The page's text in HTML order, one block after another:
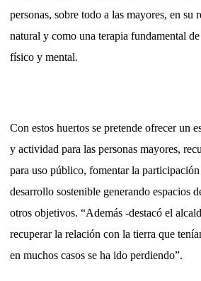
personas, sobre todo a las mayores, en su
natural y como una terapia fundamental
físico y mental.
Con estos huertos se pretende ofrecer un
y actividad para las personas mayores,
para uso público, fomentar la
desarrollo sostenible generando espacios
otros objetivos. “Además -destacó el
recuperar la relación con la tierra que
en muchos casos se ha ido perdiendo”.